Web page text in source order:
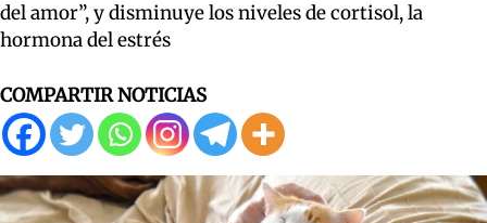
del amor”, y disminuye los niveles de cortisol, la
hormona del estrés
COMPARTIR NOTICIAS